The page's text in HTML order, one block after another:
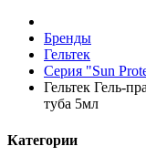
Бренды
Гельтек
Серия "Sun
Гельтек Гель-
туба 5мл
Категории